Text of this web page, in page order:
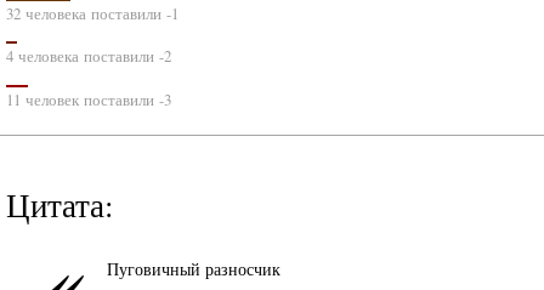
32 человека поставили -1
4 человека поставили -2
11 человек поставили -3
Цитата:
Пуговичный разносчик